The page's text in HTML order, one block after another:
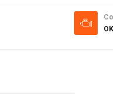
OK